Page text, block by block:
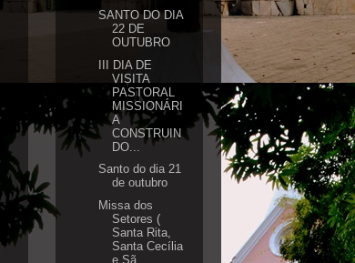
SANTO DO DIA
22 DE
OUTUBRO
III DIA DE
VISITA
PASTORAL
MISSIONÁRI
A
CONSTRUIN
DO...
Santo do dia 21
de outubro
Missa dos
Setores (
Santa Rita,
Santa Cecília
e Sã...